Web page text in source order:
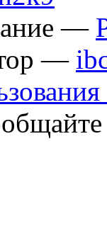
—
—